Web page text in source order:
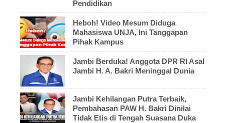
Pendidikan
Heboh! Video Mesum Diduga
Mahasiswa UNJA, Ini Tanggapan
Pihak Kampus
Jambi Berduka! Anggota DPR RI Asal
Jambi H. A. Bakri Meninggal Dunia
Jambi Kehilangan Putra Terbaik,
Pembahasan PAW H. Bakri Dinilai
Tidak Etis di Tengah Suasana Duka